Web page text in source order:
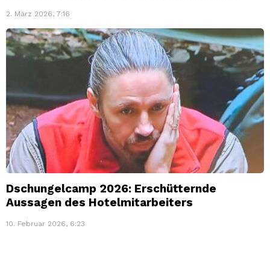
2. März 2026, 7:16
Dschungelcamp 2026: Erschütternde
Aussagen des Hotelmitarbeiters
10. Februar 2026, 6:23